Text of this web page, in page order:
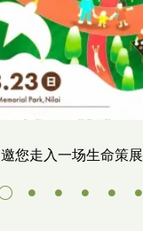
邀您走入一场生命策展